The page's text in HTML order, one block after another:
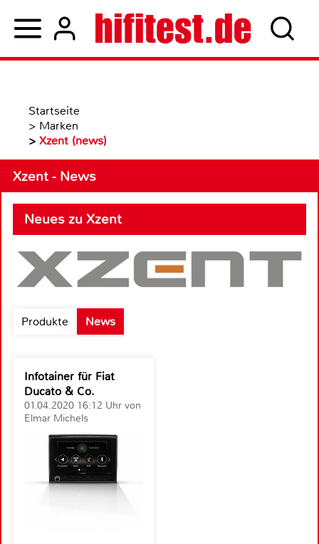
Startseite
> Marken
> Xzent (news)
Xzent - News
Neues zu Xzent
Produkte News
Infotainer für Fiat
Ducato & Co.
01.04.2020 16:12 Uhr von
Elmar Michels